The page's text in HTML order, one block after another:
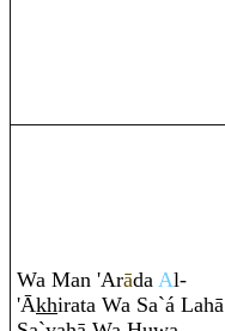
Wa Man 'Arāda Al-
'Ākhirata Wa Sa`á Lahā